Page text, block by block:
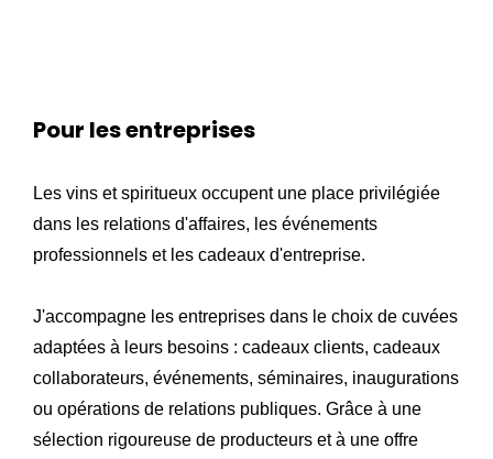
Pour les entreprises
Les vins et spiritueux occupent une place privilégiée
dans les relations d'affaires, les événements
professionnels et les cadeaux d'entreprise.
J'accompagne les entreprises dans le choix de cuvées
adaptées à leurs besoins : cadeaux clients, cadeaux
collaborateurs, événements, séminaires, inaugurations
ou opérations de relations publiques. Grâce à une
sélection rigoureuse de producteurs et à une offre